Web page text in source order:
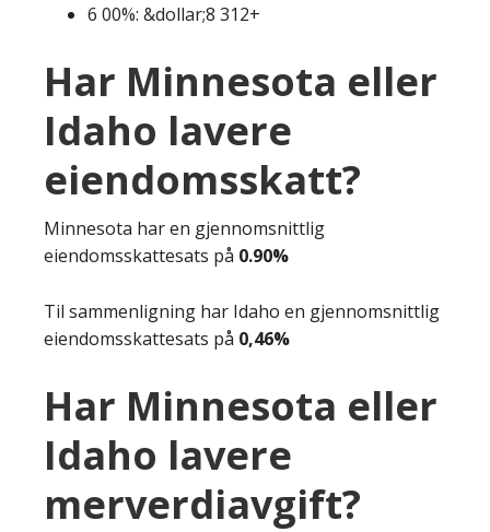
6 00%: &dollar;8 312+
Har Minnesota eller
Idaho lavere
eiendomsskatt?
Minnesota har en gjennomsnittlig
eiendomsskattesats på 0.90%
Til sammenligning har Idaho en gjennomsnittlig
eiendomsskattesats på 0,46%
Har Minnesota eller
Idaho lavere
merverdiavgift?